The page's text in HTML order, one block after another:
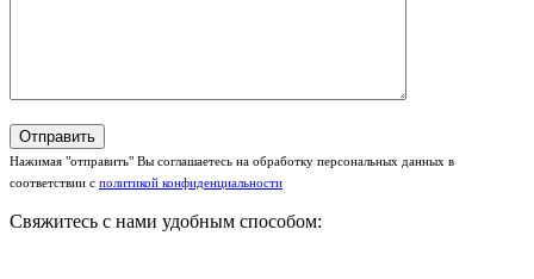
Нажимая "отправить" Вы соглашаетесь на обработку персональных данных в
соответствии с политикой конфиденциальности
Свяжитесь с нами удобным способом: